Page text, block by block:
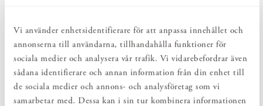
Vi använder enhetsidentifierare för att anpassa innehållet och
annonserna till användarna, tillhandahålla funktioner för
sociala medier och analysera vår trafik. Vi vidarebefordrar även
sådana identifierare och annan information från din enhet till
de sociala medier och annons- och analysföretag som vi
samarbetar med. Dessa kan i sin tur kombinera informationen
PRODUKTBESKRIVNING
Norrgavels klassiska Kroklist i massiv björk, i ny design så att
avståndet mellan krokarna blir detsamma när flera kroklister
placeras efter varandra. En vacker inredningsdetalj som enkelt
skapar ordning och reda. Välj längd beroende på hur många krokar